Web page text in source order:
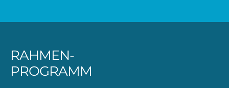
RAHMEN-
PROGRAMM